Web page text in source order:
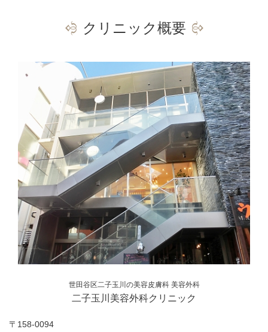
クリニック概要
世田谷区二子玉川の美容皮膚科 美容外科
二子玉川美容外科クリニック
〒158-0094